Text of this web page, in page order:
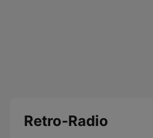
Retro-Radio